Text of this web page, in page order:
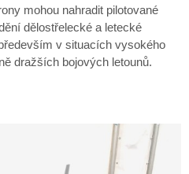
mohou nahradit pilotované
dělostřelecké a letecké
v situacích vysokého
dražších bojových letounů.